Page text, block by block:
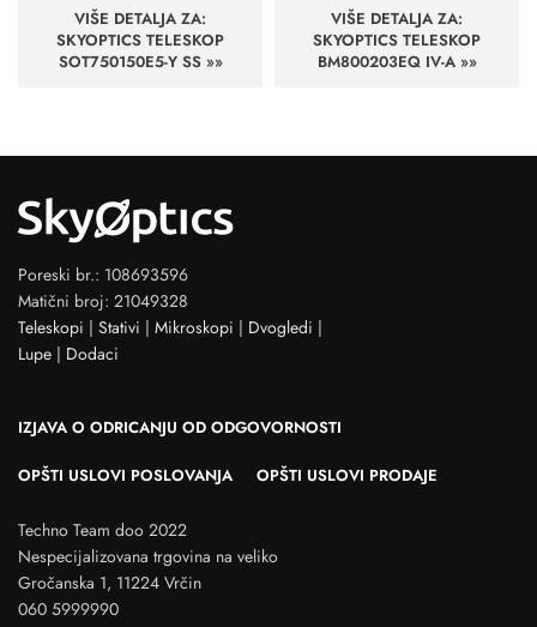
VIŠE DETALJA ZA:
SKYOPTICS TELESKOP
SOT750150E5-Y SS »»
VIŠE DETALJA ZA:
SKYOPTICS TELESKOP
BM800203EQ IV-A »»
Poreski br.: 108693596
Matični broj: 21049328
Teleskopi | Stativi | Mikroskopi | Dvogledi |
Lupe | Dodaci
IZJAVA O ODRICANJU OD ODGOVORNOSTI
OPŠTI USLOVI POSLOVANJA OPŠTI USLOVI PRODAJE
Techno Team doo 2022
Nespecijalizovana trgovina na veliko
Gročanska 1, 11224 Vrčin
060 5999990